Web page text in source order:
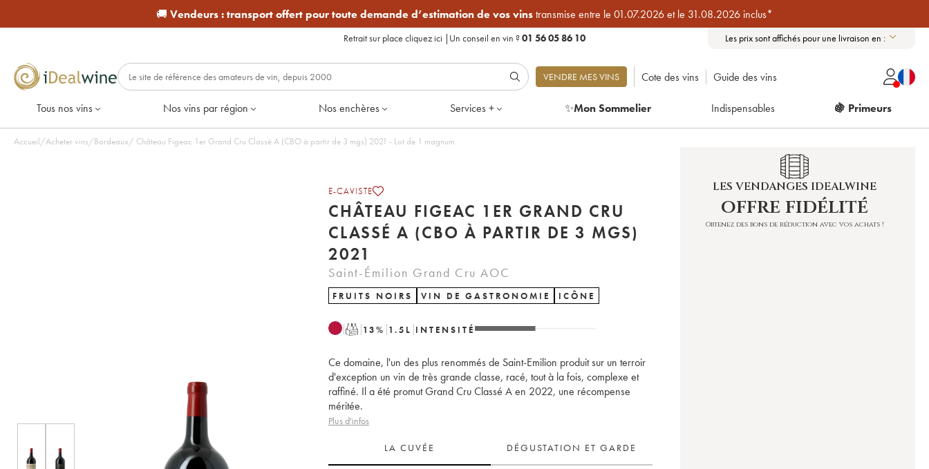
🚚 Vendeurs :transport offert pour toute demande d’estimation de vos vinstransmise entre le 01.07.2026 et le 31.08.2026 inclus*
Retrait sur place cliquez ici | Un conseil en vin ?01 56 05 86 10 Les prix sont affichés pour une livraison en :
VENDRE MES VINS Cote des vins Guide des vins
Tous nos vins Nos vins par région Nos enchères Services + ✨Mon Sommelier Indispensables 🍇 Primeurs
Accueil/Acheter vins/Bordeaux/ Château Figeac 1er Grand Cru Classé A (CBO à partir de 3 mgs) 2021 - Lot de 1 magnum
E-CAVISTE
CHÂTEAU FIGEAC 1ER GRAND CRU
CLASSÉ A (CBO À PARTIR DE 3 MGS)
2021
Saint-Émilion Grand Cru AOC
FRUITS NOIRS VIN DE GASTRONOMIE ICÔNE
T 13% 1.5 L INTENSITÉ
Ce domaine, l'un des plus renommés de Saint-Emilion produit sur un terroir
d'exception un vin de très grande classe, racé, tout à la fois, complexe et
raffiné. Il a été promut Grand Cru Classé A en 2022, une récompense
méritée.
Plus d'infos
LA CUVÉE DÉGUSTATION ET GARDE
LES VENDANGES IDEALWINE
offre fidélité
Obtenez des bons de réduction avec vos achats !